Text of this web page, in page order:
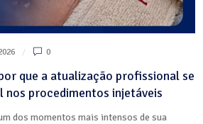
0
que a atualização profissional se
nos procedimentos injetáveis
dos momentos mais intensos de sua